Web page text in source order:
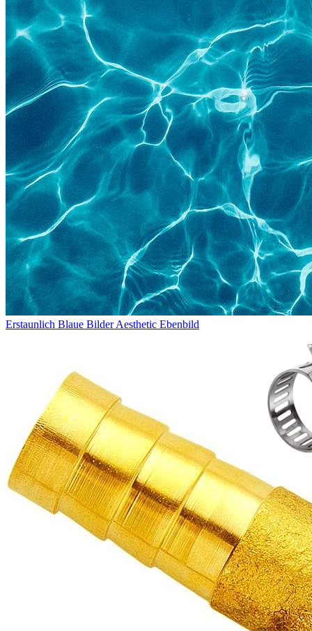
Erstaunlich Blaue Bilder Aesthetic Ebenbild